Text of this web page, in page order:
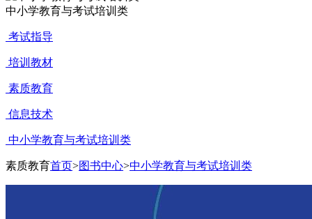
中小学教育与考试培训类
考试指导
培训教材
素质教育
信息技术
中小学教育与考试培训类
素质教育首页>图书中心>中小学教育与考试培训类